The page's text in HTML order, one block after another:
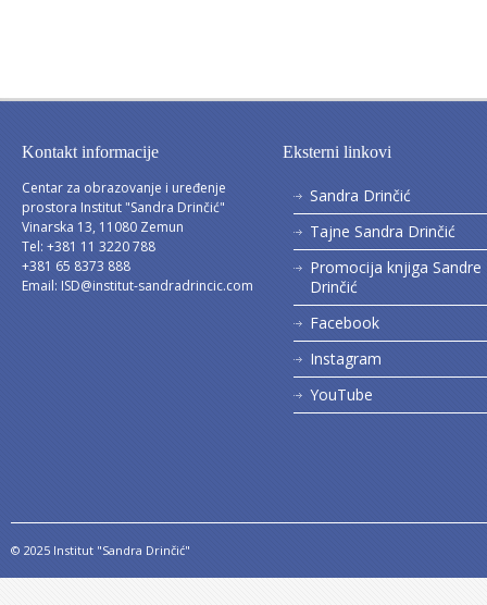
Kontakt informacije
Centar za obrazovanje i uređenje
prostora Institut "Sandra Drinčić"
Vinarska 13, 11080 Zemun
Tel: +381 11 3220 788
+381 65 8373 888
Email: ISD@institut-sandradrincic.com
Eksterni linkovi
Sandra Drinčić
Tajne Sandra Drinčić
Promocija knjiga Sandre
Drinčić
Facebook
Instagram
YouTube
© 2025 Institut "Sandra Drinčić"